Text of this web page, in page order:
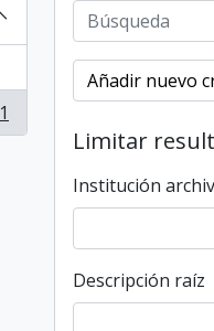
1
Añadir nuevo
Limitar
Institución
Descripción raíz